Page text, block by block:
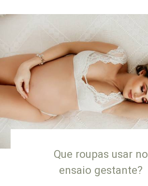
Que roupas usar no
ensaio gestante?